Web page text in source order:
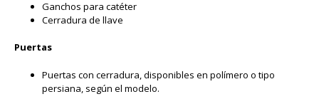
Ganchos para catéter
Cerradura de llave
Puertas
Puertas con cerradura, disponibles en polímero o tipo
persiana, según el modelo.